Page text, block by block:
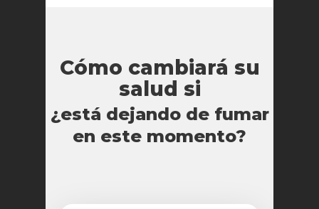
Cómo cambiará su
salud si
¿está dejando de fumar
en este momento?